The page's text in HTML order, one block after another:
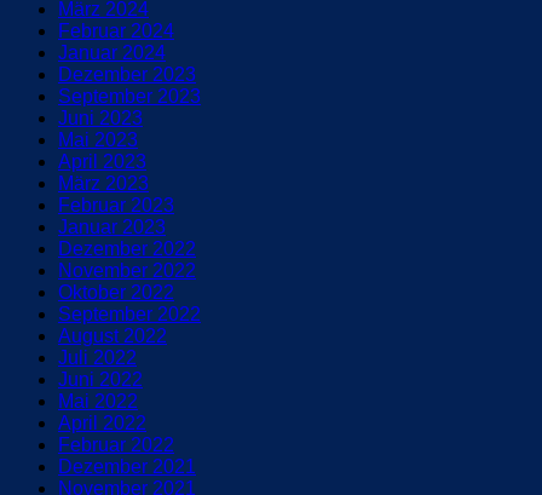
März 2024
Februar 2024
Januar 2024
Dezember 2023
September 2023
Juni 2023
Mai 2023
April 2023
März 2023
Februar 2023
Januar 2023
Dezember 2022
November 2022
Oktober 2022
September 2022
August 2022
Juli 2022
Juni 2022
Mai 2022
April 2022
Februar 2022
Dezember 2021
November 2021